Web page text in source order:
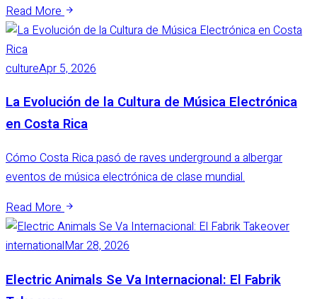
cultureApr 5, 2026
internationalMar 28, 2026